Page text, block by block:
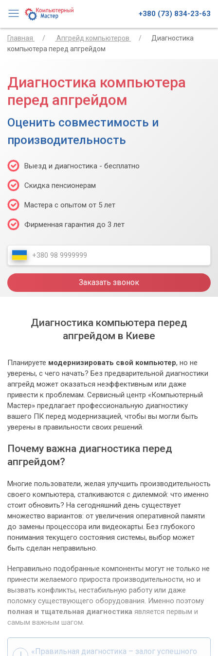
+380 (73) 834-23-63
Главная Апгрейд компьютеров
Диагностика
компьютера перед апгрейдом
Диагностика компьютера
перед апгрейдом
Оценить совместимость и
производительность
Выезд и диагностика - бесплатно
Скидка пенсионерам
Мастера с опытом от 5 лет
Фирменная гарантия до 3 лет
Заказать звонок
Диагностика компьютера перед
апгрейдом в Киеве
Планируете модернизировать свой компьютер, но не
уверены, с чего начать? Без предварительной диагностики
апгрейд может оказаться неэффективным или даже
привести к проблемам. Сервисный центр «Компьютерный
Мастер» предлагает профессиональную диагностику
вашего ПК перед модернизацией, чтобы вы могли быть
уверены в правильности своих решений.
Почему важна диагностика перед
апгрейдом?
Многие пользователи, желая улучшить производительность
своего компьютера, сталкиваются с дилеммой: что именно
стоит обновить? На сегодняшний день существует
множество вариантов: от увеличения оперативной памяти
до замены процессора или видеокарты. Без глубокого
понимания текущего состояния системы, выбор может
быть сделан неправильно.
Неправильно подобранные компоненты могут не только не
принести желаемого прироста производительности, но и
вызвать конфликты, нестабильную работу или даже
поломку существующего оборудования. Именно поэтому
полная и тщательная диагностика является первым и
самым важным шагом.
«Правильная диагностика – залог успешного